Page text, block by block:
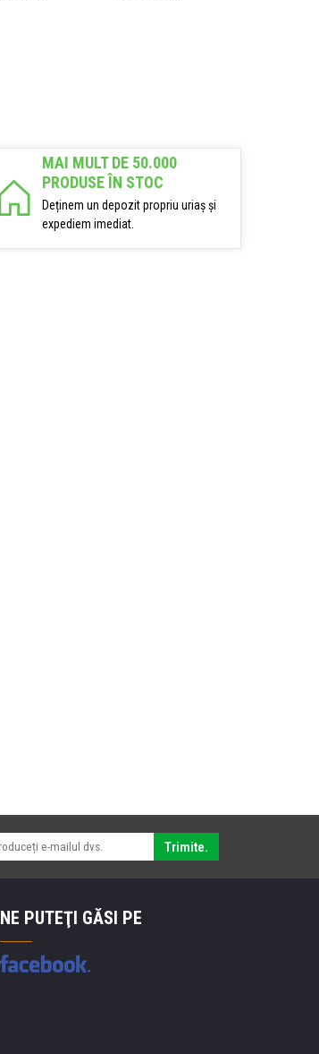
MAI MULT DE 50.000
PRODUSE ÎN STOC
Deținem un depozit propriu uriaș și
expediem imediat.
Trimite.
NE PUTEŢI GĂSI PE